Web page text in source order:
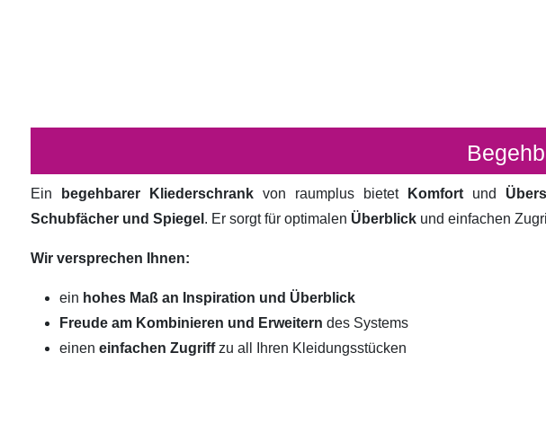
Ein begehbarer Kliederschrank von raumplus bietet Komfort und
Schubfächer und Spiegel . Er sorgt für optimalen Überblickund einfachen
Wir versprechen Ihnen:
ein hohes Maß an Inspiration und Überblick
Freude am Kombinieren und Erweitern des Systems
einen einfachen Zugriffzu all Ihren Kleidungsstücken